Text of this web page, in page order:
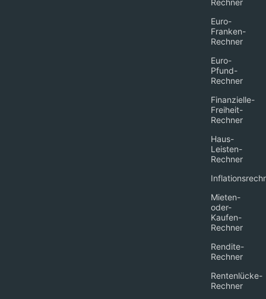
Rechner
Euro-
Franken-
Rechner
Euro-
Pfund-
Rechner
Finanzielle-
Freiheit-
Rechner
Haus-
Leisten-
Rechner
Mieten-
oder-
Kaufen-
Rechner
Rendite-
Rechner
Rentenlücke-
Rechner